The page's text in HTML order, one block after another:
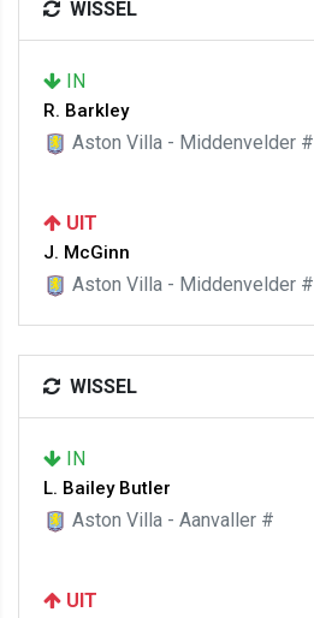
WISSEL
IN
R. Barkley
Aston Villa - Middenvelder #
UIT
J. McGinn
Aston Villa - Middenvelder #
WISSEL
IN
L. Bailey Butler
Aston Villa - Aanvaller #
UIT